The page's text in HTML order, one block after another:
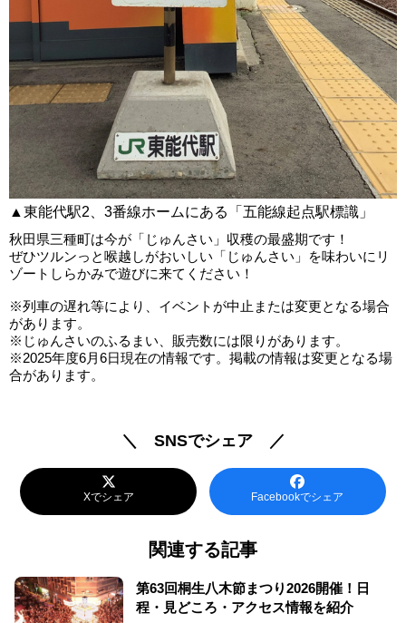
▲東能代駅2、3番線ホームにある「五能線起点駅標識」
秋田県三種町は今が「じゅんさい」収穫の最盛期です！
ぜひツルンっと喉越しがおいしい「じゅんさい」を味わいにリ
ゾートしらかみで遊びに来てください！
※列車の遅れ等により、イベントが中止または変更となる場合
があります。
※じゅんさいのふるまい、販売数には限りがあります。
※2025年度6月6日現在の情報です。掲載の情報は変更となる場
合があります。
＼ SNSでシェア ／
Xでシェア Facebookでシェア
関連する記事
第63回桐生八木節まつり2026開催！日
程・見どころ・アクセス情報を紹介